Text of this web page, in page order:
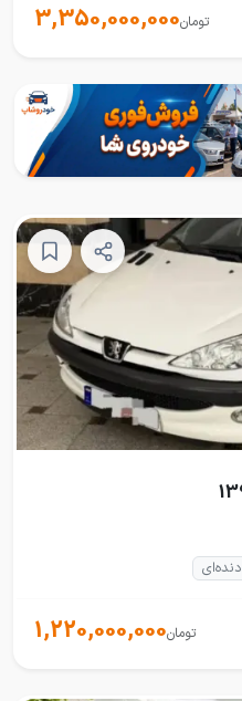
3,350,000,000تومان
دنده‌ای
1,220,000,000تومان